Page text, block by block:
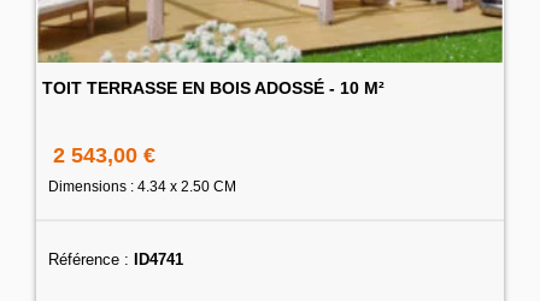
TOIT TERRASSE EN BOIS ADOSSÉ - 10 M²
2 543,00 €
Dimensions : 4.34 x 2.50 CM
Référence : ID4741